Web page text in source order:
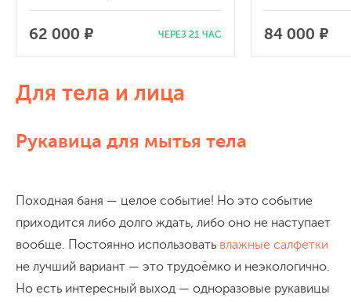
62 000 ₽ ЧЕРЕЗ 21 ЧАС 84 000 ₽
Для тела и лица
Рукавица для мытья тела
Походная баня — целое событие! Но это событие
приходится либо долго ждать, либо оно не наступает
вообще. Постоянно использовать влажные салфетки
не лучший вариант — это трудоёмко и неэкологично.
Но есть интересный выход — одноразовые рукавицы